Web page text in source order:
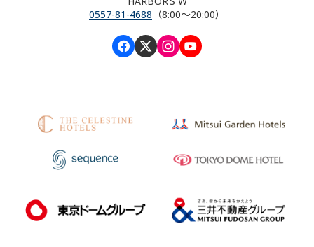
0557-81-4688 （8:00～20:00）